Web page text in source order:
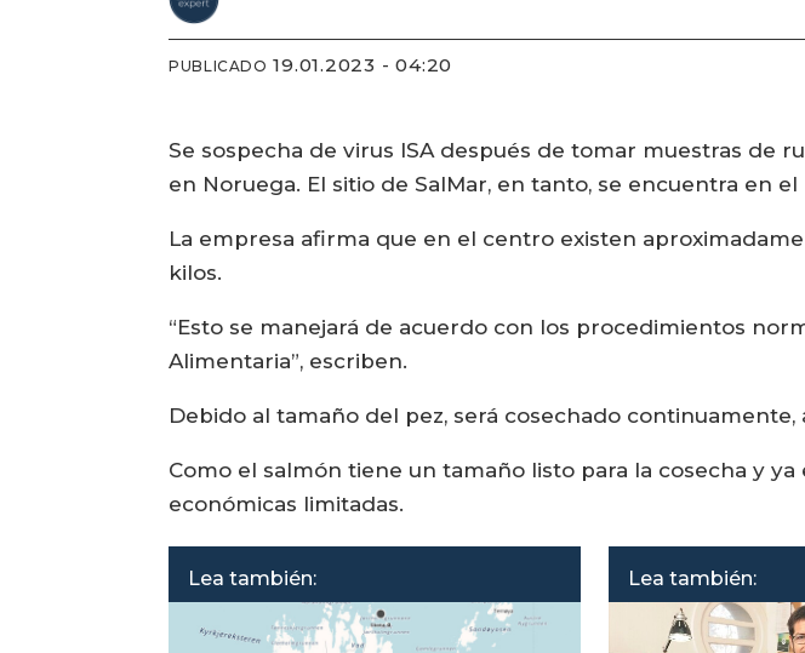
PUBLICADO 19.01.2023 - 04:20
Se sospecha de virus ISA después de tomar muestras de
en Noruega. El sitio de SalMar, en tanto, se encuentra en
La empresa afirma que en el centro existen
kilos.
“Esto se manejará de acuerdo con los procedimientos
Alimentaria”, escriben.
Debido al tamaño del pez, será cosechado
Como el salmón tiene un tamaño listo para la cosecha y
económicas limitadas.
Lea también: Lea también: